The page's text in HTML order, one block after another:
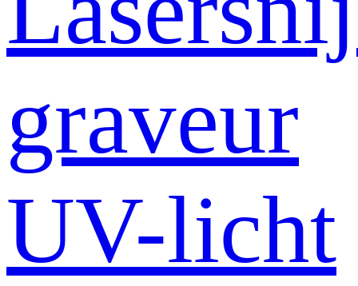
graveur
UV-licht